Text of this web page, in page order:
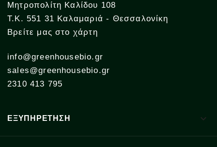
Μητροπολίτη Καλίδου 108
Τ.Κ. 551 31 Καλαμαριά - Θεσσαλονίκη
Βρείτε μας στο χάρτη
info@greenhousebio.gr
sales@greenhousebio.gr
2310 413 795
ΕΞΥΠΗΡΕΤΗΣΗ 